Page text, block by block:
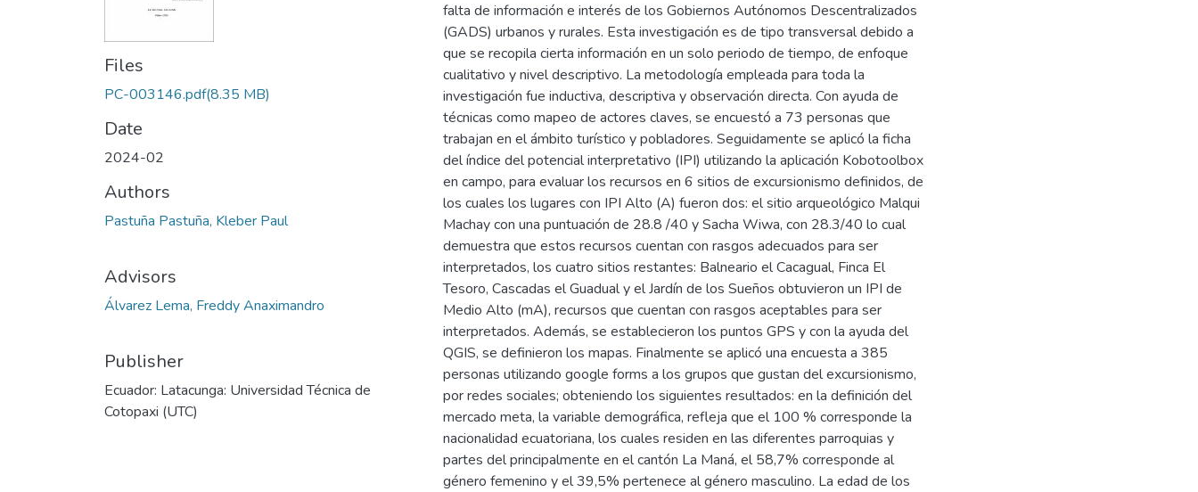
Files
PC-003146.pdf(8.35 MB)
Date
2024-02
Authors
Pastuña Pastuña, Kleber Paul
Advisors
Álvarez Lema, Freddy Anaximandro
Publisher
Ecuador: Latacunga: Universidad Técnica de
Cotopaxi (UTC)
falta de información e interés de los Gobiernos Autónomos Descentralizados
(GADS) urbanos y rurales. Esta investigación es de tipo transversal debido a
que se recopila cierta información en un solo periodo de tiempo, de enfoque
cualitativo y nivel descriptivo. La metodología empleada para toda la
investigación fue inductiva, descriptiva y observación directa. Con ayuda de
técnicas como mapeo de actores claves, se encuestó a 73 personas que
trabajan en el ámbito turístico y pobladores. Seguidamente se aplicó la ficha
del índice del potencial interpretativo (IPI) utilizando la aplicación Kobotoolbox
en campo, para evaluar los recursos en 6 sitios de excursionismo definidos, de
los cuales los lugares con IPI Alto (A) fueron dos: el sitio arqueológico Malqui
Machay con una puntuación de 28.8 /40 y Sacha Wiwa, con 28.3/40 lo cual
demuestra que estos recursos cuentan con rasgos adecuados para ser
interpretados, los cuatro sitios restantes: Balneario el Cacagual, Finca El
Tesoro, Cascadas el Guadual y el Jardín de los Sueños obtuvieron un IPI de
Medio Alto (mA), recursos que cuentan con rasgos aceptables para ser
interpretados. Además, se establecieron los puntos GPS y con la ayuda del
QGIS, se definieron los mapas. Finalmente se aplicó una encuesta a 385
personas utilizando google forms a los grupos que gustan del excursionismo,
por redes sociales; obteniendo los siguientes resultados: en la definición del
mercado meta, la variable demográfica, refleja que el 100 % corresponde la
nacionalidad ecuatoriana, los cuales residen en las diferentes parroquias y
partes del principalmente en el cantón La Maná, el 58,7% corresponde al
género femenino y el 39,5% pertenece al género masculino. La edad de los